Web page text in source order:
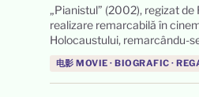
„Pianistul” (2002), regizat de
realizare remarcabilă în
Holocaustului, remarcându-
电影 MOVIE · BIOGRAFIC ·